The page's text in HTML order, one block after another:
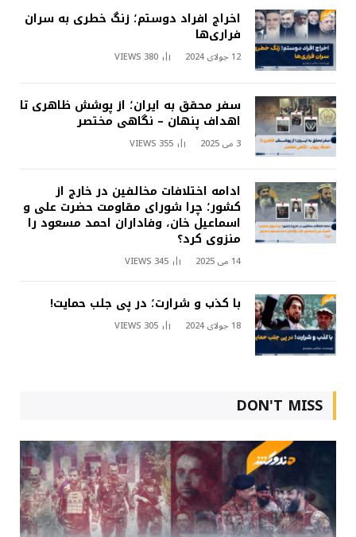
اخراج افراد دوستم؛ زنگ خطری به سران
فراری‌ها
12 جولای 2024 380
VIEWS
سفر محقق به ایران؛ از پوشش ظاهری تا
اهداف پنهان – نگاهی مختصر
3 می 2025 355
VIEWS
ادامه اختلافات مخالفین در خارج از
کشور؛ چرا شورای مقاومت حضرت علی و
اسماعیل خان، وفاداران احمد مسعود را
منزوی کرد؟
14 می 2025 345
VIEWS
با کذب و شرارت؛ در پی جلب حمایت!
18 جولای 2024 305
VIEWS
DON'T MISS